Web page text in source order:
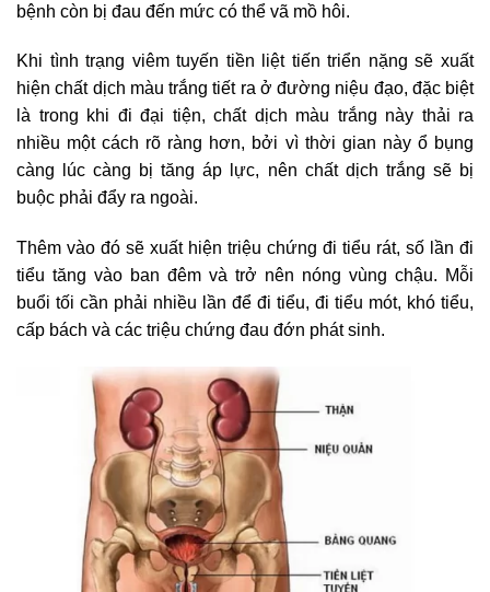
bệnh còn bị đau đến mức có thể vã mồ hôi.
Khi tình trạng viêm tuyến tiền liệt tiến triển nặng sẽ xuất
hiện chất dịch màu trắng tiết ra ở đường niệu đạo, đặc biệt
là trong khi đi đại tiện, chất dịch màu trắng này thải ra
nhiều một cách rõ ràng hơn, bởi vì thời gian này ổ bụng
càng lúc càng bị tăng áp lực, nên chất dịch trắng sẽ bị
buộc phải đẩy ra ngoài.
Thêm vào đó sẽ xuất hiện triệu chứng đi tiểu rát, số lần đi
tiểu tăng vào ban đêm và trở nên nóng vùng chậu. Mỗi
buổi tối cần phải nhiều lần để đi tiểu, đi tiểu mót, khó tiểu,
cấp bách và các triệu chứng đau đớn phát sinh.